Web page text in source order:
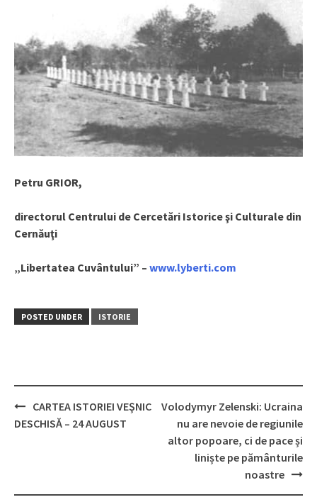
Petru GRIOR,
directorul Centrului de Cercetări Istorice şi Culturale din
Cernăuţi
„Libertatea Cuvântului” – www.lyberti.com
POSTED UNDER ISTORIE
Post
CARTEA ISTORIEI VEŞNIC
DESCHISĂ – 24 AUGUST
Volodymyr Zelenski: Ucraina
nu are nevoie de regiunile
altor popoare, ci de pace și
liniște pe pământurile
noastre